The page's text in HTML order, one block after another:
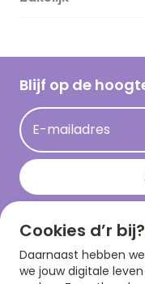
Hallmark Kaartclub
Acties
Persberichten
Cadeau inspiratie
Op kamp gedichten
Leuke en grappige op
kamppost inspiratie
Blijf op de
E-mailadres
Download onze
Cookies d’r bij?
Daarnaast hebben
we jouw digitale